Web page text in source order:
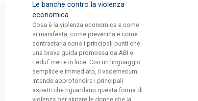
Le banche contro la violenza
economica
Cosa è la violenza economica e come
si manifesta, come prevenirla e come
contrastarla sono i principali punti che
una breve guida promossa da ABI e
Feduf mette in luce. Con un linguaggio
semplice e immediato, il vademecum
intende approfondire i principali
aspetti che riguardano questa forma di
violenza per aiutare le donne che la